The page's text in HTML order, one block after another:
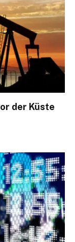
der Küste